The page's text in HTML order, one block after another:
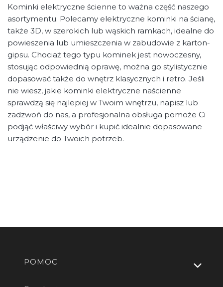
Kominki elektryczne ścienne to ważna część naszego
asortymentu. Polecamy elektryczne kominki na ścianę,
także 3D, w szerokich lub wąskich ramkach, idealne do
powieszenia lub umieszczenia w zabudowie z karton-
gipsu. Chociaż tego typu kominek jest nowoczesny,
stosując odpowiednią oprawę, można go stylistycznie
dopasować także do wnętrz klasycznych i retro. Jeśli
nie wiesz, jakie kominki elektryczne naścienne
sprawdzą się najlepiej w Twoim wnętrzu, napisz lub
zadzwoń do nas, a profesjonalna obsługa pomoże Ci
podjąć właściwy wybór i kupić idealnie dopasowane
urządzenie do Twoich potrzeb.
Linki w stopce
POMOC